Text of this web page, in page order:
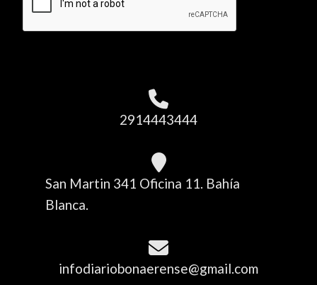
2914443444
San Martin 341 Oficina 11. Bahía
Blanca.
infodiariobonaerense@gmail.com